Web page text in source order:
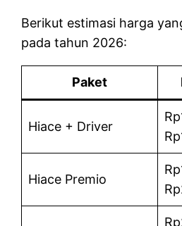
Berikut estimasi harga
pada tahun 2026:
Paket
Hiace + Driver
Hiace Premio